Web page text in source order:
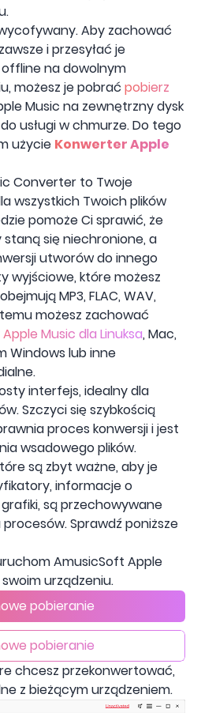
Aby zachować
i przesyłać je
na dowolnym
możesz je pobrać pobierz
Music na zewnętrzny dysk
usługi w chmurze. Do tego
użycie Konwerter Apple
Converter to Twoje
wszystkich Twoich plików
pomoże Ci sprawić, że
się niechronione, a
utworów do innego
wyjściowe, które możesz
MP3, FLAC, WAV,
temu możesz zachować
Music dla Linuksa, Mac,
Windows lub inne
interfejs, idealny dla
Szczyci się szybkością
proces konwersji i jest
wsadowego plików.
są zbyt ważne, aby je
informacje o
są przechowywane
Sprawdź poniższe
AmusicSoft Apple
urządzeniu.
pobieranie
pobieranie
chcesz przekonwertować,
z bieżącym urządzeniem.